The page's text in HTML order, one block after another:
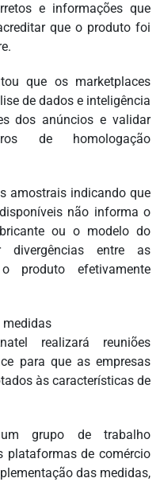
e informações que
que o produto foi
que os marketplaces
de dados e inteligência
dos anúncios e validar
de homologação
amostrais indicando que
não informa o
ou o modelo do
divergências entre as
produto efetivamente
medidas
realizará reuniões
para que as empresas
às características de
grupo de trabalho
plataformas de comércio
das medidas,